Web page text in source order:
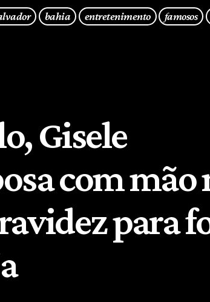
bahia entretenimento famosos
Gisele
com mão
para